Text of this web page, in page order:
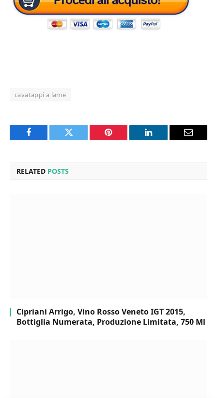
cavatappi a lame
Facebook Twitter Pinterest LinkedIn Email
RELATED POSTS
Cipriani Arrigo, Vino Rosso Veneto IGT 2015,
Bottiglia Numerata, Produzione Limitata, 750 Ml